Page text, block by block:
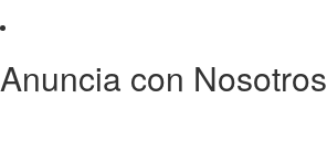
Anuncia con Nosotros